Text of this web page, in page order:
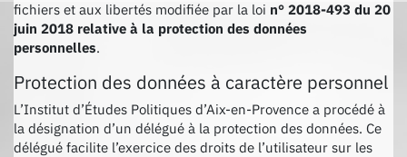
fichiers et aux libertés modifiée par la loi n° 2018-493 du 20
juin 2018 relative à la protection des données
personnelles.
Protection des données à caractère personnel
L’Institut d’Études Politiques d’Aix-en-Provence a procédé à
la désignation d’un délégué à la protection des données. Ce
délégué facilite l’exercice des droits de l’utilisateur sur les